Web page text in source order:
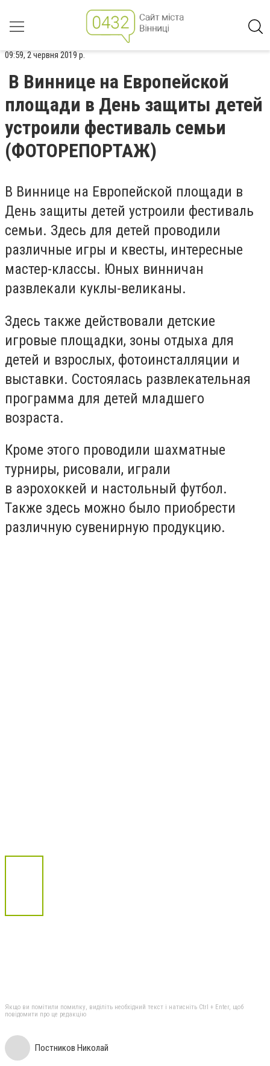
09:59, 2 червня 2019 р.
В Виннице на Европейской
площади в День защиты детей
устроили фестиваль семьи
(ФОТОРЕПОРТАЖ)
В Виннице на Европейской площади в
День защиты детей устроили фестиваль
семьи. Здесь для детей проводили
различные игры и квесты, интересные
мастер-классы. Юных винничан
развлекали куклы-великаны.
Здесь также действовали детские
игровые площадки, зоны отдыха для
детей и взрослых, фотоинсталляции и
выставки. Состоялась развлекательная
программа для детей младшего
возраста.
Кроме этого проводили шахматные
турниры, рисовали, играли
в аэрохоккей и настольный футбол.
Также здесь можно было приобрести
различную сувенирную продукцию.
Якщо ви помітили помилку, виділіть необхідний текст і натисніть Ctrl + Enter, щоб
повідомити про це редакцію
Постников Николай